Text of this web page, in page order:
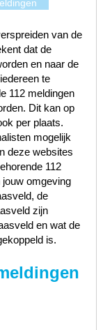
van de
dat de
en naar de
te
112 meldingen
Dit kan op
per plaats.
mogelijk
deze websites
112
omgeving
de
zijn
en wat de
is.